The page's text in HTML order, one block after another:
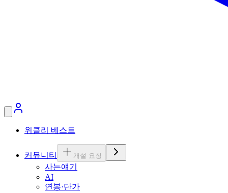
위클리 베스트
커뮤니티 개설 요청
사는얘기
AI
연봉·단가